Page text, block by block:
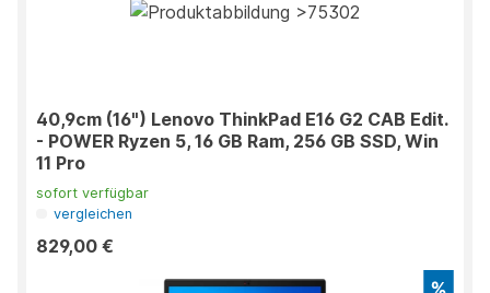
40,9cm (16") Lenovo ThinkPad E16 G2 CAB Edit.
- POWER Ryzen 5, 16 GB Ram, 256 GB SSD, Win
11 Pro
sofort verfügbar
vergleichen
829,00 €